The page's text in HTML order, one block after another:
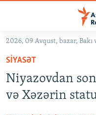
Əsas
qayıt
Əsas
naviqasiyaya
qayıt
GÜNDƏM
KORRUPSIOMETR
2026, 09 Avqust, bazar, Bakı
SIYASƏT
Niyazovdan
və Xəzərin